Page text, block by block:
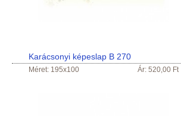
Karácsonyi képeslap B 270
Méret: 195x100 Ár: 520,00 Ft